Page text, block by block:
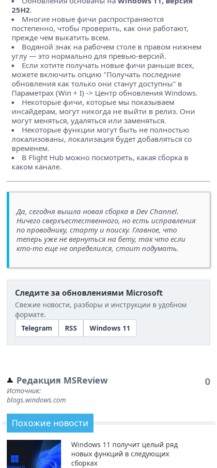
25H2.
Многие новые фичи распространяются
постепенно, чтобы проверить, как они работают,
прежде чем выкатить всем.
Водяной знак на рабочем столе в правом нижнем
углу — это нормально для превью-версий.
Если хотите получать новые фичи раньше всех,
можете включить опцию "Получать последние
обновления как только они станут доступны" в
Параметрах (Win + I) -> Центр обновления Windows.
Некоторые фичи, которые мы показываем
инсайдерам, могут никогда не выйти в релиз. Они
могут меняться, удаляться или заменяться.
Некоторые функции могут быть не полностью
локализованы, локализация будет добавляться со
временем.
В Flight Hub можно посмотреть, какая сборка в
каком канале.
Да, сегодня вышла новая сборка в Dev Channel.
Ничего сверхъестественного, но есть исправления
по проводнику, старту и поиску. Главное, что
теперь уже не вернуться на бету, так что если
кто-то еще не определился, стоит подумать.
Следите за обновлениями Microsoft
Свежие новости, разборы и инструкции в удобном
формате.
Telegram
RSS Windows 11
Редакция MSReview
Источник:
blogs.windows.com
0
Похожие новости
Windows 11 получит целый ряд
новых функций в следующих
сборках